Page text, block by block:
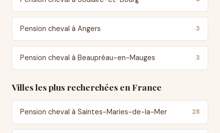
Pension cheval à Angers 3
Pension cheval à Beaupréau-en-Mauges 3
Villes les plus recherchées en France
Pension cheval à Saintes-Maries-de-la-Mer 28